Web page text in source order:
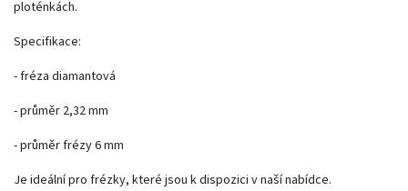
ploténkách.
Specifikace:
- fréza diamantová
- průměr 2,32 mm
- průměr frézy 6 mm
Je ideální pro frézky, které jsou k dispozici v naší nabídce.